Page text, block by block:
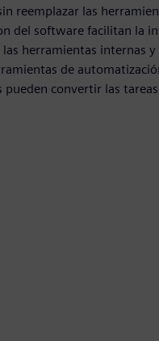
reemplazar las
del software facilitan la
herramientas internas
de
convertir las